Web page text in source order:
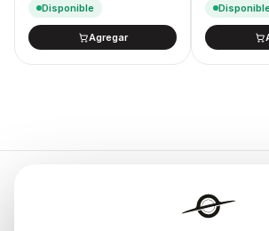
Disponible
Agregar
Endurances